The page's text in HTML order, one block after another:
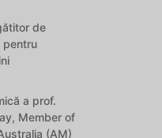
de
pentru
a prof.
Member of
(AM)